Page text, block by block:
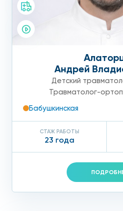
Андрей
Детский
Травматолог-
Бабушкинская
СТАЖ РАБОТЫ
23 года